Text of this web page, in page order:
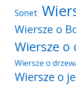
Sonet
Wiersze o
Wiersze o
Wiersze o
Wiersze o